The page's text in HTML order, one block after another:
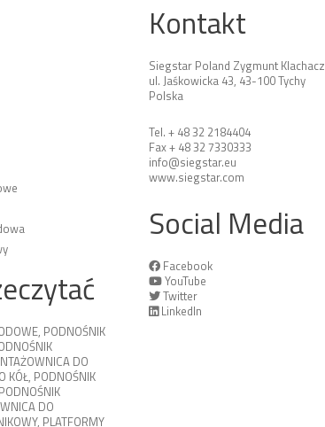
, PODNOŚNIK
DO
KÓŁ, PODNOŚNIK
PODNOŚNIK
DO
, PLATFORMY
Kontakt
Siegstar Poland Zygmunt Klachacz
ul. Jaśkowicka 43, 43-100 Tychy
Polska
Tel. + 48 32 2184404
Fax + 48 32 7330333
info@siegstar.eu
www.siegstar.com
Social Media
Facebook
YouTube
Twitter
LinkedIn